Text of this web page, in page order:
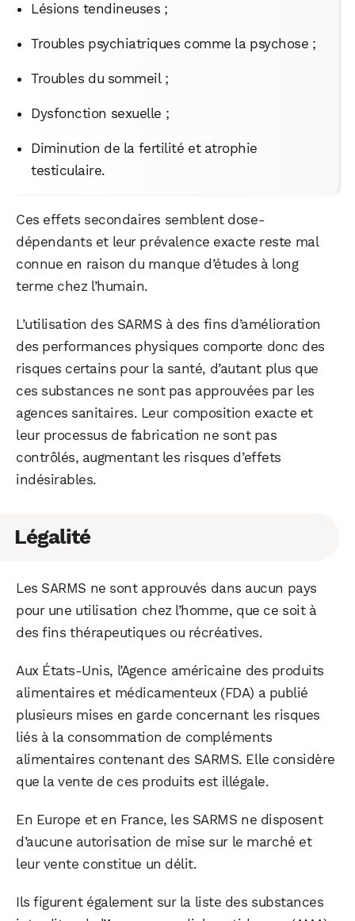
Lésions tendineuses ;
Troubles psychiatriques comme la psychose ;
Troubles du sommeil ;
Dysfonction sexuelle ;
Diminution de la fertilité et atrophie
testiculaire.
Ces effets secondaires semblent dose-
dépendants et leur prévalence exacte reste mal
connue en raison du manque d’études à long
terme chez l’humain.
L’utilisation des SARMS à des fins d’amélioration
des performances physiques comporte donc des
risques certains pour la santé, d’autant plus que
ces substances ne sont pas approuvées par les
agences sanitaires. Leur composition exacte et
leur processus de fabrication ne sont pas
contrôlés, augmentant les risques d’effets
indésirables.
Légalité
Les SARMS ne sont approuvés dans aucun pays
pour une utilisation chez l’homme, que ce soit à
des fins thérapeutiques ou récréatives.
Aux États-Unis, l’Agence américaine des produits
alimentaires et médicamenteux (FDA) a publié
plusieurs mises en garde concernant les risques
liés à la consommation de compléments
alimentaires contenant des SARMS. Elle considère
que la vente de ces produits est illégale.
En Europe et en France, les SARMS ne disposent
d’aucune autorisation de mise sur le marché et
leur vente constitue un délit.
Ils figurent également sur la liste des substances